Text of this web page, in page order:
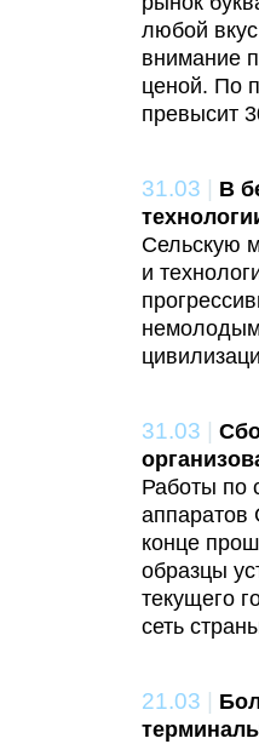
любой
внимание
ценой. По
превысит
31.03 | В
Сельскую
и
немолодым
31.03 |
Работы по
аппаратов
конце
образцы
текущего
сеть
21.03 |